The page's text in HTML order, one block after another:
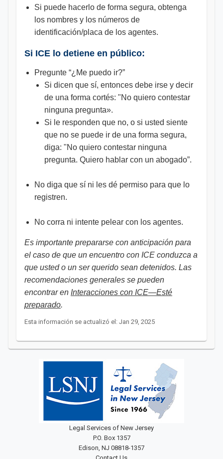
Si puede hacerlo de forma segura, obtenga
los nombres y los números de
identificación/placa de los agentes.
Si ICE lo detiene en público:
Pregunte “¿Me puedo ir?”
Si dicen que sí, entonces debe irse y decir
de una forma cortés: "No quiero contestar
ninguna pregunta».
Si le responden que no, o si usted siente
que no se puede ir de una forma segura,
diga: "No quiero contestar ninguna
pregunta. Quiero hablar con un abogado”.
No diga que sí ni les dé permiso para que lo
registren.
No corra ni intente pelear con los agentes.
Es importante prepararse con anticipación para
el caso de que un encuentro con ICE conduzca a
que usted o un ser querido sean detenidos. Las
recomendaciones generales se pueden
encontrar en Interacciones con ICE—Esté
preparado.
Esta información se actualizó el: Jan 29, 2025
Legal Services of New Jersey
P.O. Box 1357
Edison, NJ 08818-1357